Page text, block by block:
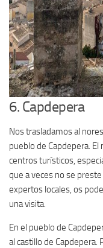
6. Capdepera
Nos trasladamos al
pueblo de Capdepera.
centros turísticos,
que a veces no se
expertos locales, os
una visita.
En el pueblo de
al castillo de